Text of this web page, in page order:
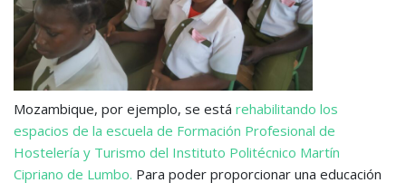
Mozambique, por ejemplo, se está rehabilitando los
espacios de la escuela de Formación Profesional de
Hostelería y Turismo del Instituto Politécnico Martín
Cipriano de Lumbo. Para poder proporcionar una educación